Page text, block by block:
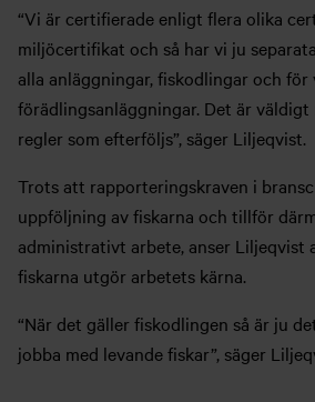
“Vi är certifierade enligt flera olika
miljöcertifikat och så har vi ju
alla anläggningar, fiskodlingar och för
förädlingsanläggningar. Det är väldigt
regler som efterföljs”, säger Liljeqvist.
Trots att rapporteringskraven i
uppföljning av fiskarna och tillför
administrativt arbete, anser Liljeqvist
fiskarna utgör arbetets kärna.
“När det gäller fiskodlingen så är ju
jobba med levande fiskar”, säger